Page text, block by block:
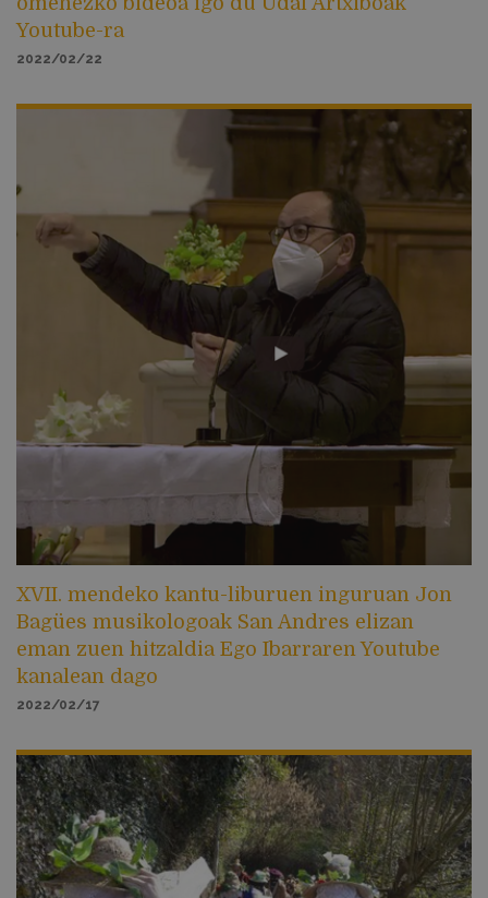
Youtube-ra
2022/02/22
XVII. mendeko kantu-liburuen inguruan Jon
Bagües musikologoak San Andres elizan
eman zuen hitzaldia Ego Ibarraren Youtube
kanalean dago
2022/02/17